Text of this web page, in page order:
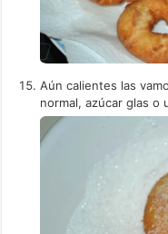
Aún calientes las
normal, azúcar glas o